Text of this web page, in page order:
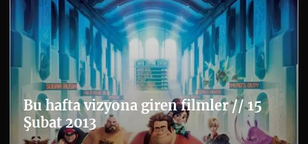
Bu hafta vizyona giren filmler // 15
Şubat 2013